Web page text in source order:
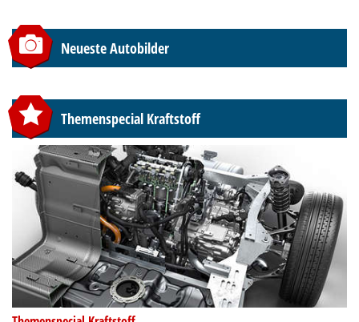
Neueste Autobilder
Themenspecial Kraftstoff